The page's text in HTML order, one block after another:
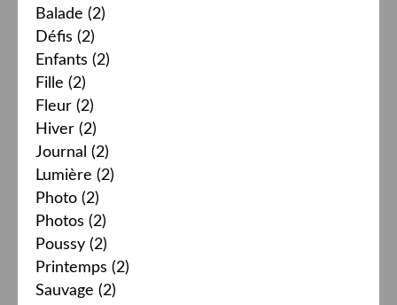
Balade (2)
Défis (2)
Enfants (2)
Fille (2)
Fleur (2)
Hiver (2)
Journal (2)
Lumière (2)
Photo (2)
Photos (2)
Poussy (2)
Printemps (2)
Sauvage (2)